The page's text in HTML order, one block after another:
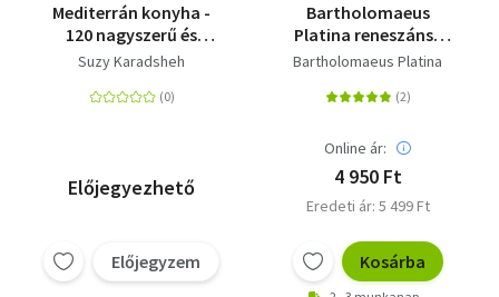
Mediterrán konyha -
120 nagyszerű és
egészséges recept,ami
Suzy Karadsheh
Előjegyezhető
Előjegyzem
Bartholomaeus
Platina reneszánsz
receptjei - Az első
szakácskönyv
Bartholomaeus Platina
Online ár:
4 950 Ft
Eredeti ár: 5 499 Ft
Kosárba